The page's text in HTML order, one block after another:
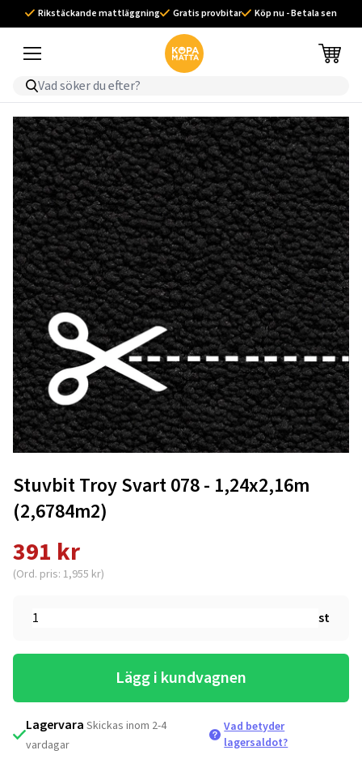
Rikstäckande mattläggning Gratis provbitar Köp nu - Betala sen
Stuvbit Troy Svart 078 - 1,24x2,16m
(2,6784m2)
391 kr
(Ord. pris: 1,955 kr)
st
Lägg i kundvagnen
Lagervara Skickas inom 2-4
vardagar
Vad betyder
lagersaldot?